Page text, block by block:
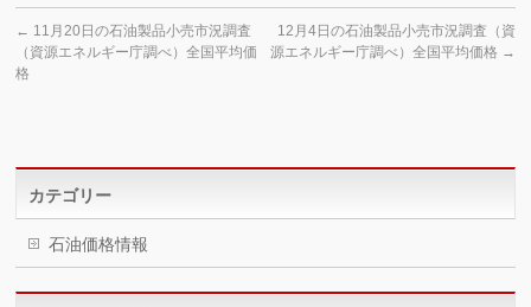
← 11月20日の石油製品小売市況調査
（資源エネルギー庁調べ）全国平均価
格
12月4日の石油製品小売市況調査（資
源エネルギー庁調べ）全国平均価格 →
カテゴリー
石油価格情報